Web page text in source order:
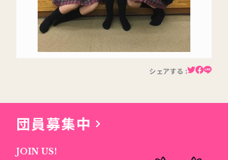
シェアする :
団員募集中
JOIN US!